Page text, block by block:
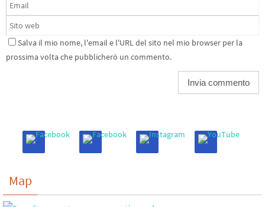
Salva il mio nome, l'email e l'URL del sito nel mio browser per la
prossima volta che pubblicherò un commento.
Map